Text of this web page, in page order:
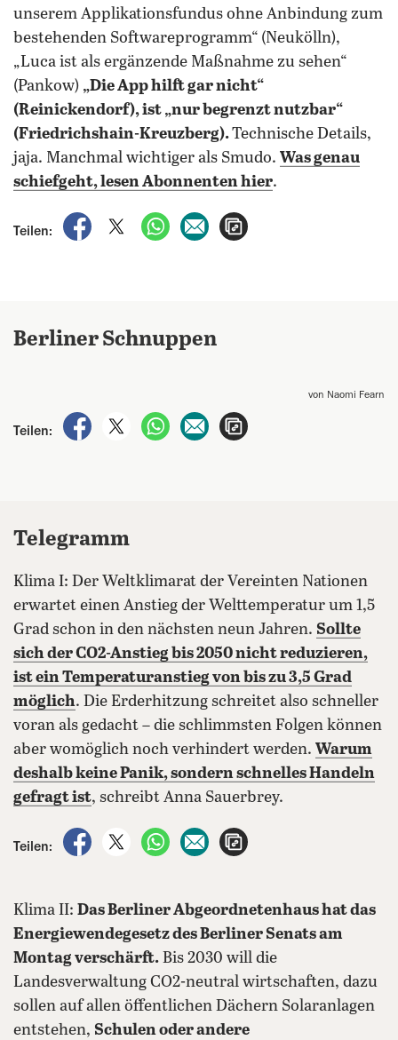
unserem Applikationsfundus ohne Anbindung zum
bestehenden Softwareprogramm“ (Neukölln),
„Luca ist als ergänzende Maßnahme zu sehen“
(Pankow) „Die App hilft gar nicht“
(Reinickendorf), ist „nur begrenzt nutzbar“
(Friedrichshain-Kreuzberg).Technische Details,
jaja. Manchmal wichtiger als Smudo. Was genau
schiefgeht, lesen Abonnenten hier.
Teilen:
auf Facebook teilen
auf X teilenper WhatsApp teilen
per E-Mail teilen
Berliner Schnuppen
von Naomi Fearn
Teilen:
auf Facebook teilen
auf X teilenper WhatsApp teilen
per E-Mail teilen
Telegramm
Klima I: Der Weltklimarat der Vereinten Nationen
erwartet einen Anstieg der Welttemperatur um 1,5
Grad schon in den nächsten neun Jahren. Sollte
sich der CO2-Anstieg bis 2050 nicht reduzieren,
ist ein Temperaturanstieg von bis zu 3,5 Grad
möglich. Die Erderhitzung schreitet also schneller
voran als gedacht – die schlimmsten Folgen können
aber womöglich noch verhindert werden. Warum
deshalb keine Panik, sondern schnelles Handeln
gefragt ist, schreibt Anna Sauerbrey.
Teilen:
auf Facebook teilen
auf X teilenper WhatsApp teilen
per E-Mail teilen
Klima II: Das Berliner Abgeordnetenhaus hat das
Energiewendegesetz des Berliner Senats am
Montag verschärft. Bis 2030 will die
Landesverwaltung CO2-neutral wirtschaften, dazu
sollen auf allen öffentlichen Dächern Solaranlagen
entstehen, Schulen oder andere